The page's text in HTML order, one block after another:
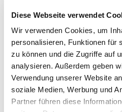
Diese Webseite verwendet
Wir verwenden Cookies, um
personalisieren, Funktionen für
zu können und die Zugriffe auf
analysieren. Außerdem geben
Verwendung unserer Website
soziale Medien, Werbung und
Partner führen diese
» Facharzt für Orthopädie und
» Klinische Abteilung für
© UWK/Andrea_Reischer
(Stand 2026)